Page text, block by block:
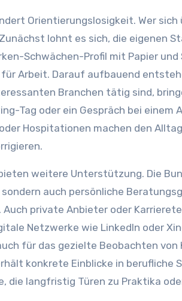
Orientierungslosigkeit. Wer
lohnt es sich, die eigenen
Schwächen-Profil mit Papier
Arbeit. Darauf aufbauend
Branchen tätig sind,
Tag oder ein Gespräch bei
Hospitationen machen den
weitere Unterstützung. Die
auch persönliche
private Anbieter oder
Netzwerke wie LinkedIn oder
für das gezielte Beobachten
konkrete Einblicke in berufliche
die langfristig Türen zu Praktika